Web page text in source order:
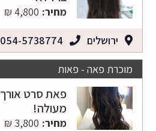
מחיר: 4,800 ₪
ירושלים 054-5738774
מוכרת פאה - פאות
מעולה!
מחיר: 3,800 ₪